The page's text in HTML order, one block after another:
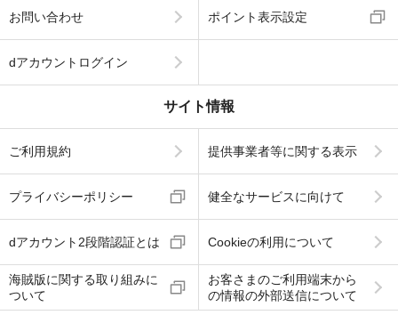
お問い合わせ ポイント表示設定
dアカウントログイン
サイト情報
ご利用規約 提供事業者等に関する表示
プライバシーポリシー 健全なサービスに向けて
dアカウント2段階認証とは Cookieの利用について
海賊版に関する取り組みに
ついて
お客さまのご利用端末から
の情報の外部送信について